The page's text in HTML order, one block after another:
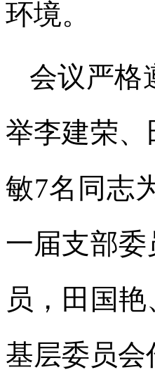
环境。
会议严格
举李建荣
敏7名同志
一届支部
员，田国
基层委员会